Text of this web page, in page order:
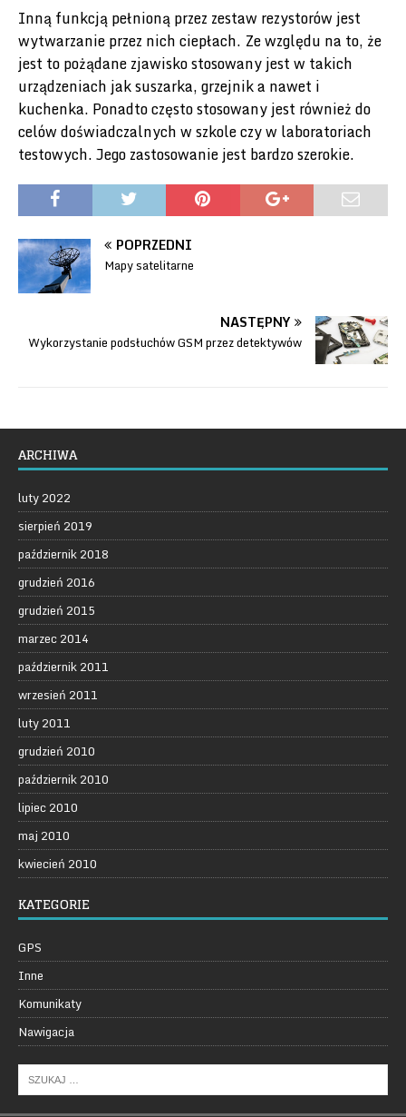
Inną funkcją pełnioną przez zestaw rezystorów jest
wytwarzanie przez nich ciepłach. Ze względu na to, że
jest to pożądane zjawisko stosowany jest w takich
urządzeniach jak suszarka, grzejnik a nawet i
kuchenka. Ponadto często stosowany jest również do
celów doświadczalnych w szkole czy w laboratoriach
testowych. Jego zastosowanie jest bardzo szerokie.
POPRZEDNI
Mapy satelitarne
NASTĘPNY
Wykorzystanie podsłuchów GSM przez detektywów
ARCHIWA
luty 2022
sierpień 2019
październik 2018
grudzień 2016
grudzień 2015
marzec 2014
październik 2011
wrzesień 2011
luty 2011
grudzień 2010
październik 2010
lipiec 2010
maj 2010
kwiecień 2010
KATEGORIE
GPS
Inne
Komunikaty
Nawigacja